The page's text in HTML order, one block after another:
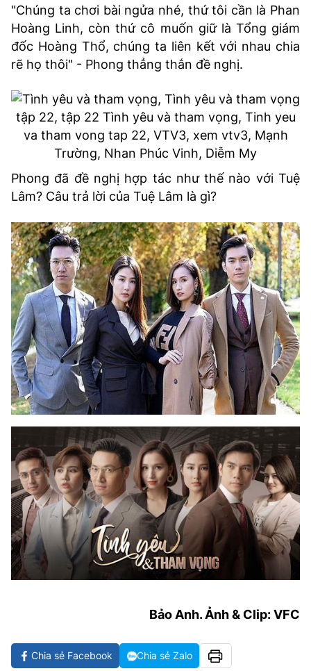
"Chúng ta chơi bài ngửa nhé, thứ tôi cần là Phan
Hoàng Linh, còn thứ cô muốn giữ là Tổng giám
đốc Hoàng Thổ, chúng ta liên kết với nhau chia
rẽ họ thôi" - Phong thẳng thắn đề nghị.
Phong đã đề nghị hợp tác như thế nào với Tuệ
Lâm? Câu trả lời của Tuệ Lâm là gì?
Bảo Anh. Ảnh & Clip: VFC
Chia sẻ Facebook Chia sẻ Zalo